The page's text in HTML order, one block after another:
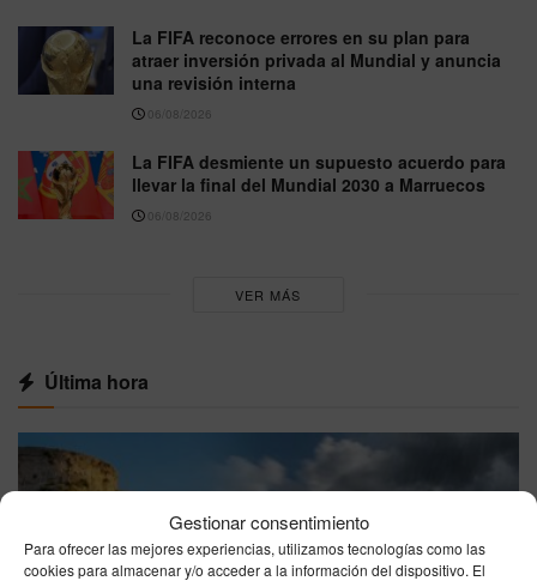
Gestionar consentimiento
Para ofrecer las mejores experiencias, utilizamos tecnologías como las
cookies para almacenar y/o acceder a la información del dispositivo. El
La FIFA reconoce errores en su plan para
atraer inversión privada al Mundial y anuncia
una revisión interna
06/08/2026
La FIFA desmiente un supuesto acuerdo para
llevar la final del Mundial 2030 a Marruecos
06/08/2026
VER MÁS
Última hora